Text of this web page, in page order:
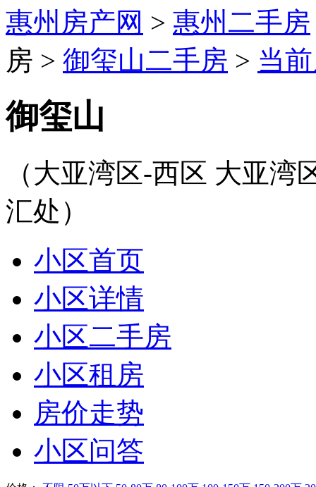
惠州房产网 > 惠州二手房
房 > 御玺山二手房 > 当
御玺山
（大亚湾区-西区 大亚
汇处）
小区首页
小区详情
小区二手房
小区租房
房价走势
小区问答